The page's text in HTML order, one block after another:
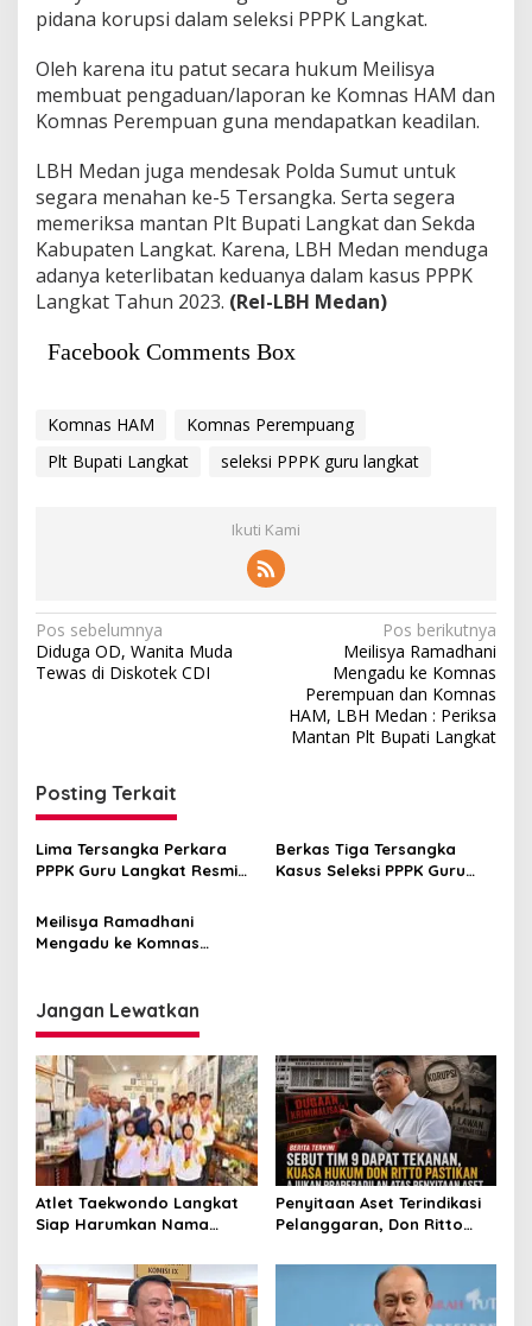
pidana korupsi dalam seleksi PPPK Langkat.
Oleh karena itu patut secara hukum Meilisya
membuat pengaduan/laporan ke Komnas HAM dan
Komnas Perempuan guna mendapatkan keadilan.
LBH Medan juga mendesak Polda Sumut untuk
segara menahan ke-5 Tersangka. Serta segera
memeriksa mantan Plt Bupati Langkat dan Sekda
Kabupaten Langkat. Karena, LBH Medan menduga
adanya keterlibatan keduanya dalam kasus PPPK
Langkat Tahun 2023. (Rel-LBH Medan)
Facebook Comments Box
Komnas HAM
Komnas Perempuang
Plt Bupati Langkat
seleksi PPPK guru langkat
Ikuti Kami
Navigasi
pos
Pos sebelumnya
Diduga OD, Wanita Muda
Tewas di Diskotek CDI
Pos berikutnya
Meilisya Ramadhani
Mengadu ke Komnas
Perempuan dan Komnas
HAM, LBH Medan : Periksa
Mantan Plt Bupati Langkat
Posting Terkait
Lima Tersangka Perkara
PPPK Guru Langkat Resmi
Kejatisu
Berkas Tiga Tersangka
Kasus Seleksi PPPK Guru
Meilisya Ramadhani
Mengadu ke Komnas
Mantan Plt Bupati Langkat
Jangan Lewatkan
Atlet Taekwondo Langkat
Siap Harumkan Nama
Internasional G2 Asian
Penyitaan Aset Terindikasi
Pelanggaran, Don Ritto
Dasar Pengakuan Kliennya